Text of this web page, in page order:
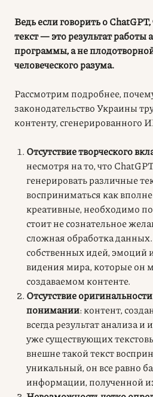
Ведь если говорить о
текст — это результат работы
программы, а не
человеческого разума.
Рассмотрим подробнее,
законодательство Украины
контенту, сгенерированного
Отсутствие творческого
несмотря на то, что
генерировать различные
восприниматься как
креативные, необходимо
стоит не сознательное
сложная обработка
собственных идей, эмоций
видения мира, которые он
создаваемом контенте.
Отсутствие
понимании: контент,
всегда результат анализа
уже существующих
внешне такой текст
уникальный, он все равно
информации, полученной